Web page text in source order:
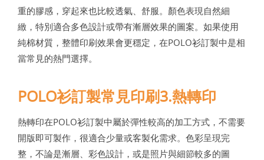
重的膠感，穿起來也比較透氣、舒服。顏色表現自然細
緻，特別適合多色設計或帶有漸層效果的圖案。如果使用
純棉材質，整體印刷效果會更穩定，在POLO衫訂製中是相
當常見的熱門選擇。
POLO衫訂製常見印刷3.熱轉印
熱轉印在POLO衫訂製中屬於彈性較高的加工方式，不需要
開版即可製作，很適合少量或客製化需求。色彩呈現完
整，不論是漸層、彩色設計，或是照片與細節較多的圖